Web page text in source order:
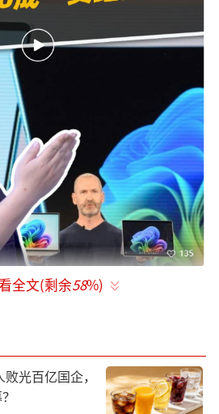
歌吵的最凶的时候。微软也
代“Copilot+PC”，直接把
PC领域，拉入了高端局。
全文(剩余58%)
光百亿国企，